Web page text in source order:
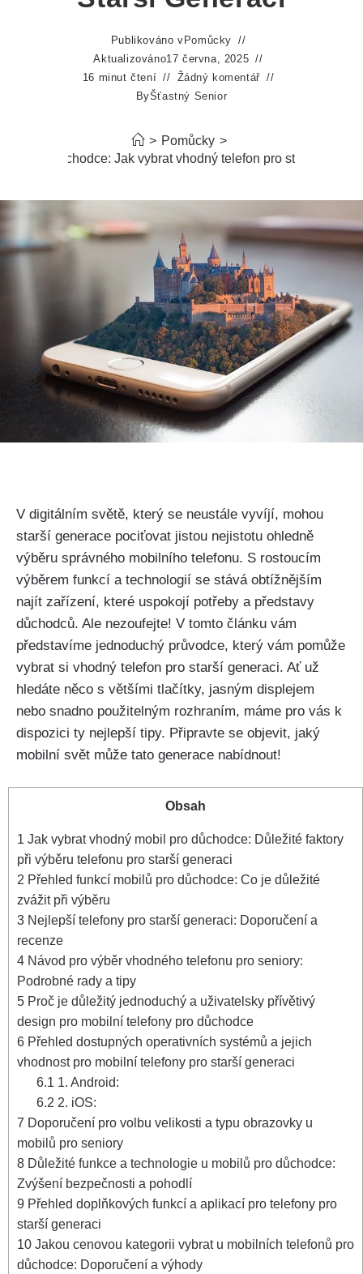
Publikováno v Pomůcky
Aktualizováno17 června, 2025
16 minut čtení
Žádný komentář
ByŠťastný Senior
> Pomůcky >
pro důchodce: Jak vybrat vhodný telefon pro starší
V digitálním světě, který se neustále vyvíjí, mohou
starší generace pociťovat jistou nejistotu ohledně
výběru správného mobilního telefonu. S rostoucím
výběrem funkcí a technologií se stává obtížnějším
najít zařízení, které uspokojí potřeby a představy
důchodců. Ale nezoufejte! V tomto článku vám
představíme jednoduchý průvodce, který vám pomůže
vybrat si vhodný telefon pro starší generaci. Ať už
hledáte něco s většími tlačítky, jasným displejem
nebo snadno použitelným rozhraním, máme pro vás k
dispozici ty nejlepší tipy. Připravte se objevit, jaký
mobilní svět může tato generace nabídnout!
Obsah
1 Jak vybrat vhodný mobil pro důchodce: Důležité faktory
při výběru telefonu pro starší generaci
2 Přehled funkcí mobilů pro důchodce: Co je důležité
zvážit při výběru
3 Nejlepší telefony pro starší generaci: Doporučení a
recenze
4 Návod pro výběr vhodného telefonu pro seniory:
Podrobné rady a tipy
5 Proč je důležitý jednoduchý a uživatelsky přívětivý
design pro mobilní telefony pro důchodce
6 Přehled dostupných operativních systémů a jejich
vhodnost pro mobilní telefony pro starší generaci
6.1 1. Android:
6.2 2. iOS:
7 Doporučení pro volbu velikosti a typu obrazovky u
mobilů pro seniory
8 Důležité funkce a technologie u mobilů pro důchodce:
Zvýšení bezpečnosti a pohodlí
9 Přehled doplňkových funkcí a aplikací pro telefony pro
starší generaci
10 Jakou cenovou kategorii vybrat u mobilních telefonů pro
důchodce: Doporučení a výhody